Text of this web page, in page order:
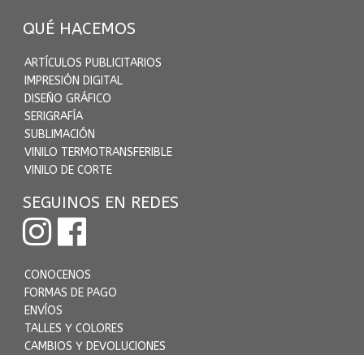
QUÉ HACEMOS
ARTÍCULOS PUBLICITARIOS
IMPRESIÓN DIGITAL
DISEÑO GRÁFICO
SERIGRAFÍA
SUBLIMACIÓN
VINILO TERMOTRANSFERIBLE
VINILO DE CORTE
SEGUINOS EN REDES
CONOCENOS
FORMAS DE PAGO
ENVÍOS
TALLES Y COLORES
CAMBIOS Y DEVOLUCIONES